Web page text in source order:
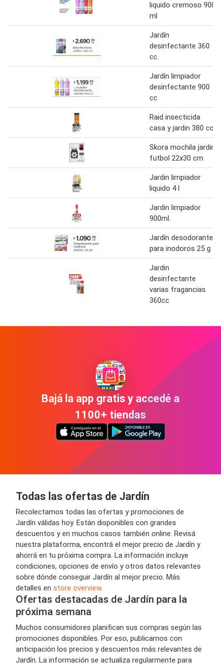
liquido cremoso 900
ml
Jardín
desinfectante 360
cc.
Jardín limpiador
desinfectante 900
cc
Raid insecticida
casa y jardin 380 cc
Skora mochila jardin
futbol 22x30 cm
Jardin limpiador
liquido 4 l
Jardin limpiador
900ml.
Jardín desodorante
para inodoros 25 g
Jardin
desinfectante
varias fragancias
360cc
Bajá la app gratis y accedé a
1100+ tiendas
Todas las ofertas de Jardín
Recolectamos todas las ofertas y promociones de
Jardín válidas hoy. Están disponibles con grandes
descuentos y en muchos casos también online. Revisá
nuestra plataforma, encontrá el mejor precio de Jardín y
ahorrá en tu próxima compra. La información incluye
condiciones, opciones de envío y otros datos relevantes
sobre dónde conseguir Jardín al mejor precio. Más
detalles en store overview.
Ofertas destacadas de Jardín para la
próxima semana
Muchos consumidores planifican sus compras según las
promociones disponibles. Por eso, publicamos con
anticipación los precios y descuentos más relevantes de
Jardín. La información se actualiza regularmente para